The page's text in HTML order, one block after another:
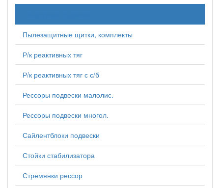
Пылезащитные щитки, комплекты
Р/к реактивных тяг
Р/к реактивных тяг с с/б
Рессоры подвески малолис.
Рессоры подвески многол.
Сайлентблоки подвески
Стойки стабилизатора
Стремянки рессор